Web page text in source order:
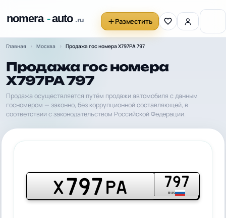
Разместить
Главная Москва Продажа гос номера Х797РА 797
Продажа гос номера
Х797РА 797
Продажа осуществляется путём продажи автомобиля с данным
госномером — законно, без коррупционной составляющей, в
соответствии с законодательством Российской Федерации.
Х797РА 797
RUS